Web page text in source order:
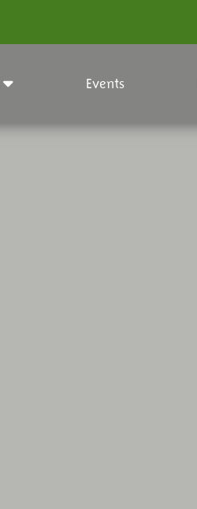
Events